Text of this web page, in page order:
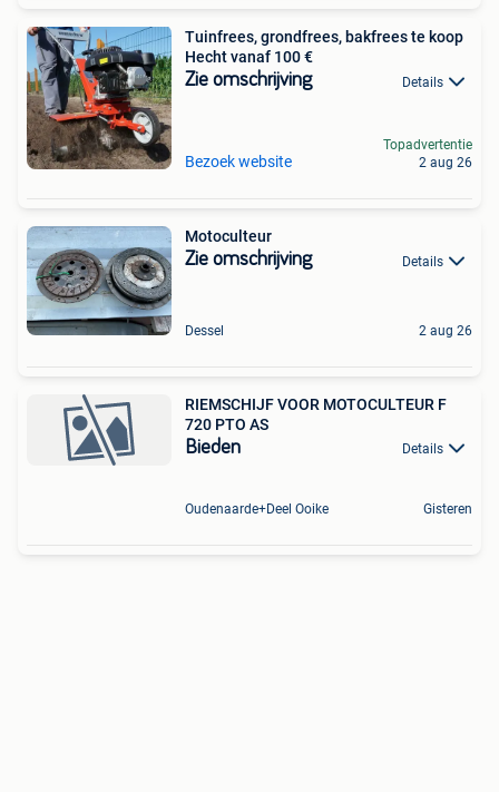
Tuinfrees, grondfrees, bakfrees te koop
Hecht vanaf 100 €
Zie omschrijving Details
Bezoek website
Topadvertentie
2 aug 26
Motoculteur
Zie omschrijving Details
Dessel 2 aug 26
RIEMSCHIJF VOOR MOTOCULTEUR F
720 PTO AS
Bieden Details
Oudenaarde+Deel Ooike Gisteren